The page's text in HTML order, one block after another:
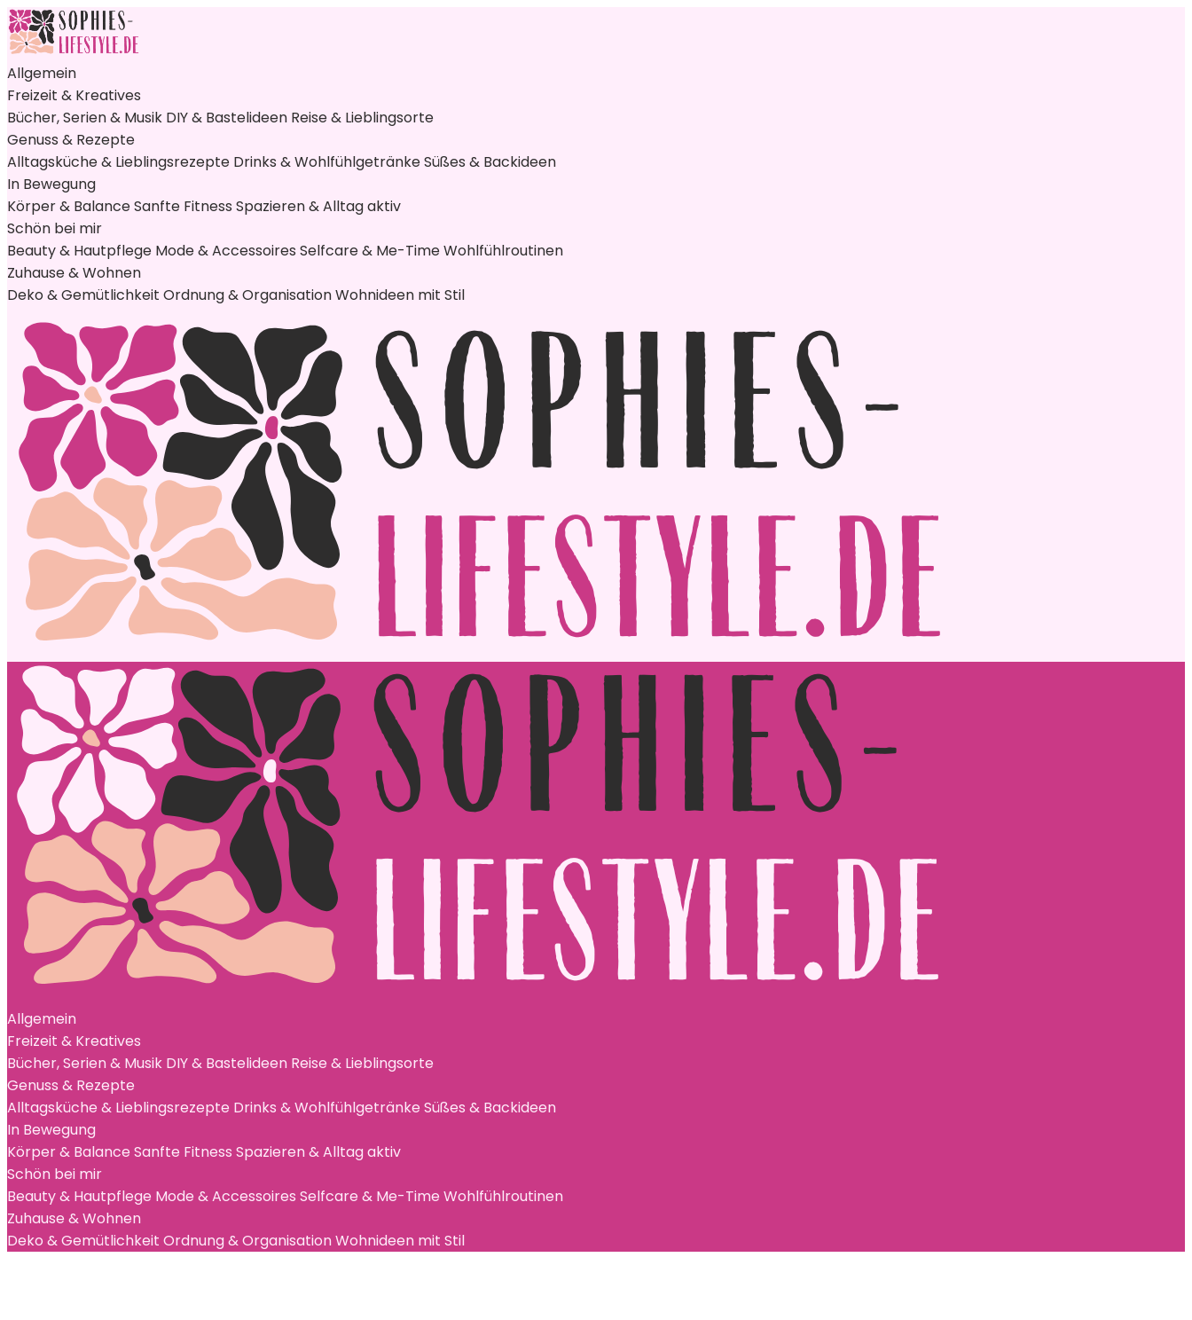
Allgemein
Freizeit & Kreatives
Bücher, Serien & Musik DIY & Bastelideen Reise & Lieblingsorte
Genuss & Rezepte
Alltagsküche & Lieblingsrezepte Drinks & WohlfühlgetränkeSüßes & Backideen
In Bewegung
Körper & BalanceSanfte Fitness Spazieren & Alltag aktiv
Schön bei mir
Beauty & Hautpflege Mode & Accessoires Selfcare & Me-TimeWohlfühlroutinen
Zuhause & Wohnen
Deko & Gemütlichkeit Ordnung & OrganisationWohnideen mit Stil
Allgemein
Freizeit & Kreatives
Bücher, Serien & Musik DIY & Bastelideen Reise & Lieblingsorte
Genuss & Rezepte
Alltagsküche & Lieblingsrezepte Drinks & Wohlfühlgetränke Süßes & Backideen
In Bewegung
Körper & Balance Sanfte Fitness Spazieren & Alltag aktiv
Schön bei mir
Beauty & Hautpflege Mode & Accessoires Selfcare & Me-Time Wohlfühlroutinen
Zuhause & Wohnen
Deko & Gemütlichkeit Ordnung & OrganisationWohnideen mit Stil